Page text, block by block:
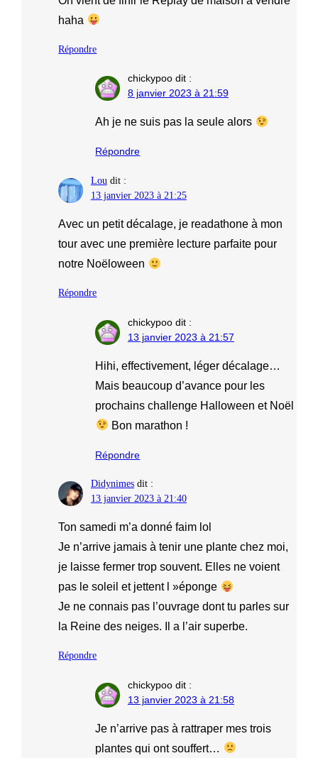
haha
Répondre
chickypoo dit :
8 janvier 2023 à 21:59
Ah je ne suis pas la seule alors
Répondre
Lou dit :
13 janvier 2023 à 21:25
Avec un petit décalage, je readathone à mon
tour avec une première lecture parfaite pour
notre Noëloween
Répondre
chickypoo dit :
13 janvier 2023 à 21:57
Hihi, effectivement, léger décalage…
Mais beaucoup d’avance pour les
prochains challenge Halloween et Noël
Bon marathon !
Répondre
Didynimes dit :
13 janvier 2023 à 21:40
Ton samedi m’a donné faim lol
Je n’arrive jamais à tenir une plante chez moi,
je laisse fermer trop souvent. Elles ne voient
pas le soleil et jettent l »éponge
Je ne connais pas l’ouvrage dont tu parles sur
la Reine des neiges. Il a l’air superbe.
Répondre
chickypoo dit :
13 janvier 2023 à 21:58
Je n’arrive pas à rattraper mes trois
plantes qui ont souffert…